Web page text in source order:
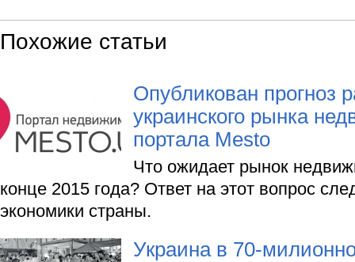
Похожие статьи
Опубликован прогноз
украинского рынка
портала Mesto
Что ожидает рынок
конце 2015 года? Ответ на этот вопрос
экономики страны.
Украина в 70-